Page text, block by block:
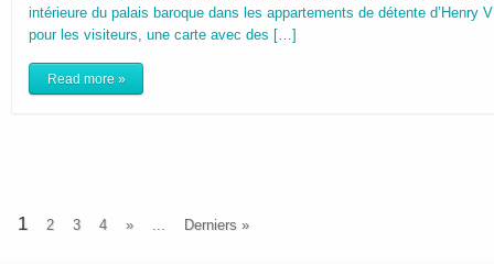
intérieure du palais baroque dans les appartements de détente d’Henry
pour les visiteurs, une carte avec des […]
Read more »
1 2 3 4 » Derniers »